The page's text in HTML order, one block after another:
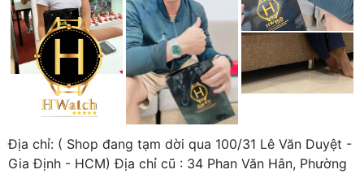
Địa chỉ: ( Shop đang tạm dời qua 100/31 Lê Văn Duyệt -
Gia Định - HCM) Địa chỉ cũ : 34 Phan Văn Hân, Phường